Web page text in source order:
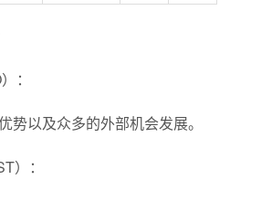
：
势以及众多的外部机会发展。
）：